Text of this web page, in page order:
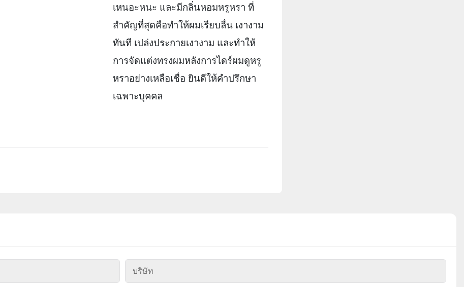
เหนอะหนะ และมีกลิ่นหอมหรูหรา ที่
สำคัญที่สุดคือทำให้ผมเรียบลื่น เงางาม
ทันที เปล่งประกายเงางาม และทำให้
การจัดแต่งทรงผมหลังการไดร์ผมดูหรู
หราอย่างเหลือเชื่อ ยินดีให้คำปรึกษา
เฉพาะบุคคล
บริษัท